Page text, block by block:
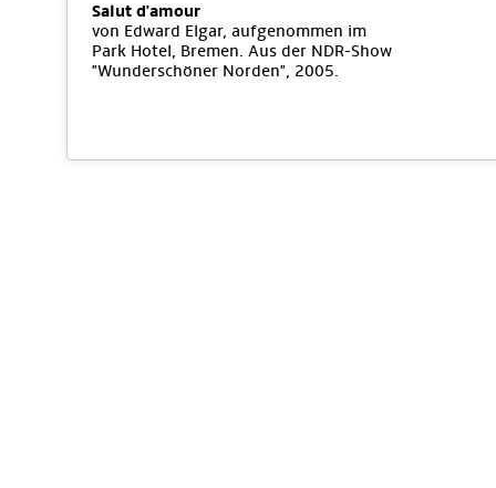
Salut d'amour
von Edward Elgar, aufgenommen im
Park Hotel, Bremen. Aus der NDR-Show
"Wunderschöner Norden", 2005.